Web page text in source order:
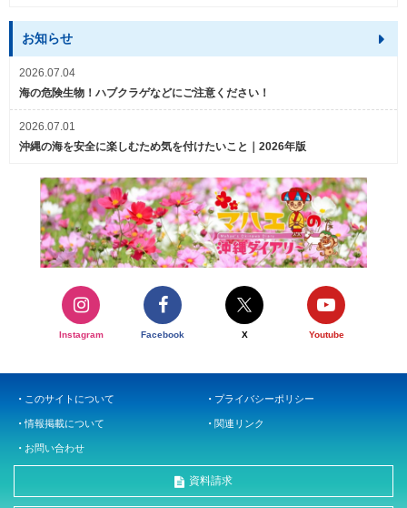
お知らせ
2026.07.04
海の危険生物！ハブクラゲなどにご注意ください！
2026.07.01
沖縄の海を安全に楽しむため気を付けたいこと｜2026年版
Instagram Facebook X Youtube
このサイトについて プライバシーポリシー
情報掲載について 関連リンク
お問い合わせ
資料請求